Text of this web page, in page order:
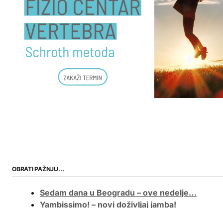
OBRATI PAŽNJU…
Sedam dana u Beogradu – ove nedelje…
Yambissimo! – novi doživljaj jamba!